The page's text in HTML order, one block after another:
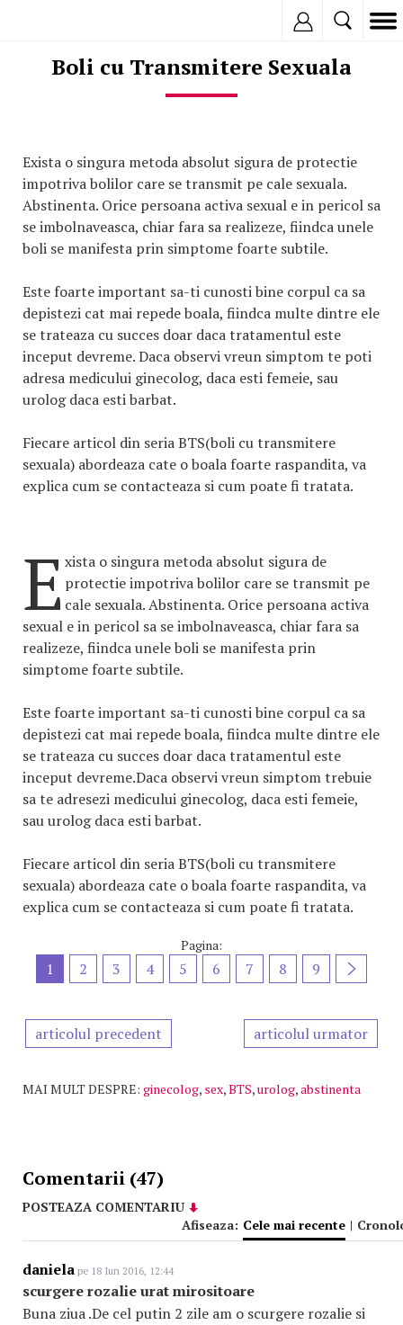
Boli cu Transmitere Sexuala
Exista o singura metoda absolut sigura de protectie
impotriva bolilor care se transmit pe cale sexuala.
Abstinenta. Orice persoana activa sexual e in pericol sa
se imbolnaveasca, chiar fara sa realizeze, fiindca unele
boli se manifesta prin simptome foarte subtile.
Este foarte important sa-ti cunosti bine corpul ca sa
depistezi cat mai repede boala, fiindca multe dintre ele
se trateaza cu succes doar daca tratamentul este
inceput devreme. Daca observi vreun simptom te poti
adresa medicului ginecolog, daca esti femeie, sau
urolog daca esti barbat.
Fiecare articol din seria BTS(boli cu transmitere
sexuala) abordeaza cate o boala foarte raspandita, va
explica cum se contacteaza si cum poate fi tratata.
E xista o singura metoda absolut sigura de
protectie impotriva bolilor care se transmit pe
cale sexuala. Abstinenta. Orice persoana activa
sexual e in pericol sa se imbolnaveasca, chiar fara sa
realizeze, fiindca unele boli se manifesta prin
simptome foarte subtile.
Este foarte important sa-ti cunosti bine corpul ca sa
depistezi cat mai repede boala, fiindca multe dintre ele
se trateaza cu succes doar daca tratamentul este
inceput devreme.Daca observi vreun simptom trebuie
sa te adresezi medicului ginecolog, daca esti femeie,
sau urolog daca esti barbat.
Fiecare articol din seria BTS(boli cu transmitere
sexuala) abordeaza cate o boala foarte raspandita, va
explica cum se contacteaza si cum poate fi tratata.
Pagina:
1 2 3 4 5 6 7 8 9
articolul precedent articolul urmator
MAI MULT DESPRE: ginecolog, sex,BTS,urolog,abstinenta
Comentarii (47)
POSTEAZA COMENTARIU
Afiseaza: Cele mai recente |
daniela pe 18 Iun 2016, 12:44
scurgere rozalie urat mirositoare
Buna ziua .De cel putin 2 zile am o scurgere rozalie si